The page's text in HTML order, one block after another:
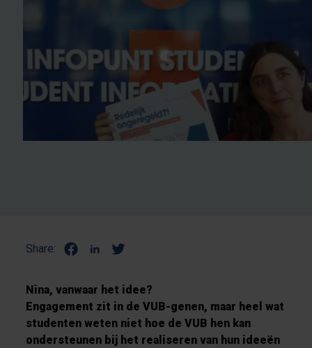
Share:
Nina, vanwaar het idee?
Engagement zit in de VUB-genen, maar heel wat
studenten weten niet hoe de VUB hen kan
ondersteunen bij het realiseren van hun ideeën